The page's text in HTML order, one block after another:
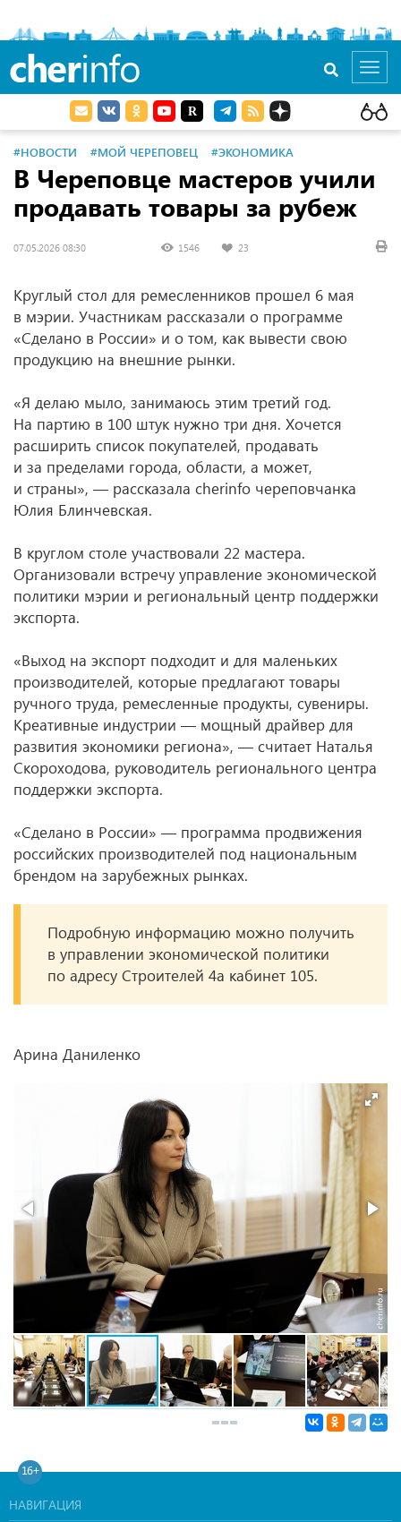
cherinfo
#НОВОСТИ #МОЙ ЧЕРЕПОВЕЦ #ЭКОНОМИКА
В Череповце мастеров учили
продавать товары за рубеж
07.05.2026 08:30 1546 23
Круглый стол для ремесленников прошел 6 мая
в мэрии. Участникам рассказали о программе
«Сделано в России» и о том, как вывести свою
продукцию на внешние рынки.
«Я делаю мыло, занимаюсь этим третий год.
На партию в 100 штук нужно три дня. Хочется
расширить список покупателей, продавать
и за пределами города, области, а может,
и страны», — рассказала cherinfo череповчанка
Юлия Блинчевская.
В круглом столе участвовали 22 мастера.
Организовали встречу управление экономической
политики мэрии и региональный центр поддержки
экспорта.
«Выход на экспорт подходит и для маленьких
производителей, которые предлагают товары
ручного труда, ремесленные продукты, сувениры.
Креативные индустрии — мощный драйвер для
развития экономики региона», — считает Наталья
Скороходова, руководитель регионального центра
поддержки экспорта.
«Сделано в России» — программа продвижения
российских производителей под национальным
брендом на зарубежных рынках.
Подробную информацию можно получить
в управлении экономической политики
по адресу Строителей 4а кабинет 105.
Арина Даниленко
16+
НАВИГАЦИЯ